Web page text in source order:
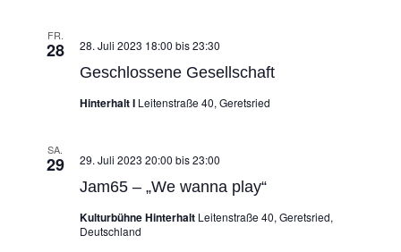
FR.
28
Geschlossene Gesellschaft
28. Juli 2023 18:00 bis23:30
Hinterhalt I Leitenstraße 40, Geretsried
SA.
29
Jam65 – „We wanna play“
29. Juli 2023 20:00 bis23:00
Kulturbühne Hinterhalt Leitenstraße 40, Geretsried,
Deutschland